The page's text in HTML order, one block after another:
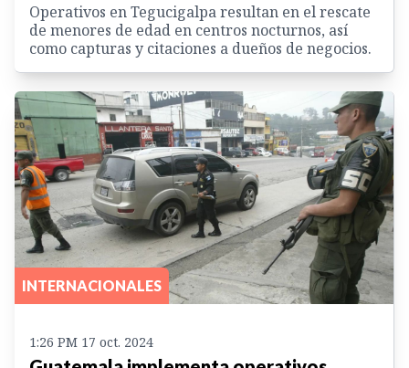
Operativos en Tegucigalpa resultan en el rescate
de menores de edad en centros nocturnos, así
como capturas y citaciones a dueños de negocios.
INTERNACIONALES
1:26 PM 17 oct. 2024